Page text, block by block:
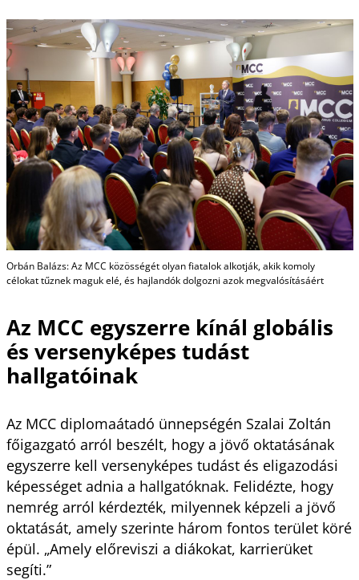
Orbán Balázs: Az MCC közösségét olyan fiatalok alkotják, akik komoly
célokat tűznek maguk elé, és hajlandók dolgozni azok megvalósításáért
Az MCC egyszerre kínál globális
és versenyképes tudást
hallgatóinak
Az MCC diplomaátadó ünnepségén Szalai Zoltán
főigazgató arról beszélt, hogy a jövő oktatásának
egyszerre kell versenyképes tudást és eligazodási
képességet adnia a hallgatóknak. Felidézte, hogy
nemrég arról kérdezték, milyennek képzeli a jövő
oktatását, amely szerinte három fontos terület köré
épül. „Amely előreviszi a diákokat, karrierüket
segíti.”